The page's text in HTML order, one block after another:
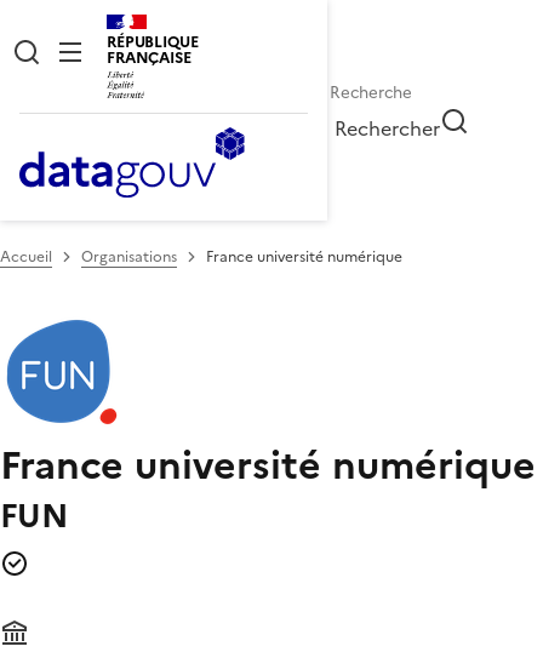
RÉPUBLIQUE
FRANÇAISE
Rechercher
Accueil Organisations France université numérique
France université numérique
FUN